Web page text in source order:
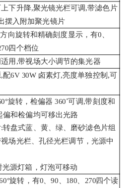
下升降,聚光镜光栏可调,带滤色片
摆入附加聚光镜片
向旋转和精确刻度显示，有0、
四个档位
用,带视场大小调节的集光器
配6V 30W 卤素灯,亮度单独控制,可
旋转，检偏器 360˚可调,带刻度和
偏和检偏均可移出光路
转盘式蓝、黄、绿、磨砂滤色片组
场光栏、孔径光栏调节，光源中
光源灯箱，灯泡可移动
旋转，有0、90、180、270四个读